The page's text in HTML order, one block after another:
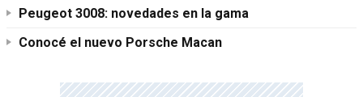
Peugeot 3008: novedades en la gama
Conocé el nuevo Porsche Macan